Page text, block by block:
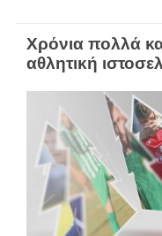
Χρόνια πολλά
αθλητική